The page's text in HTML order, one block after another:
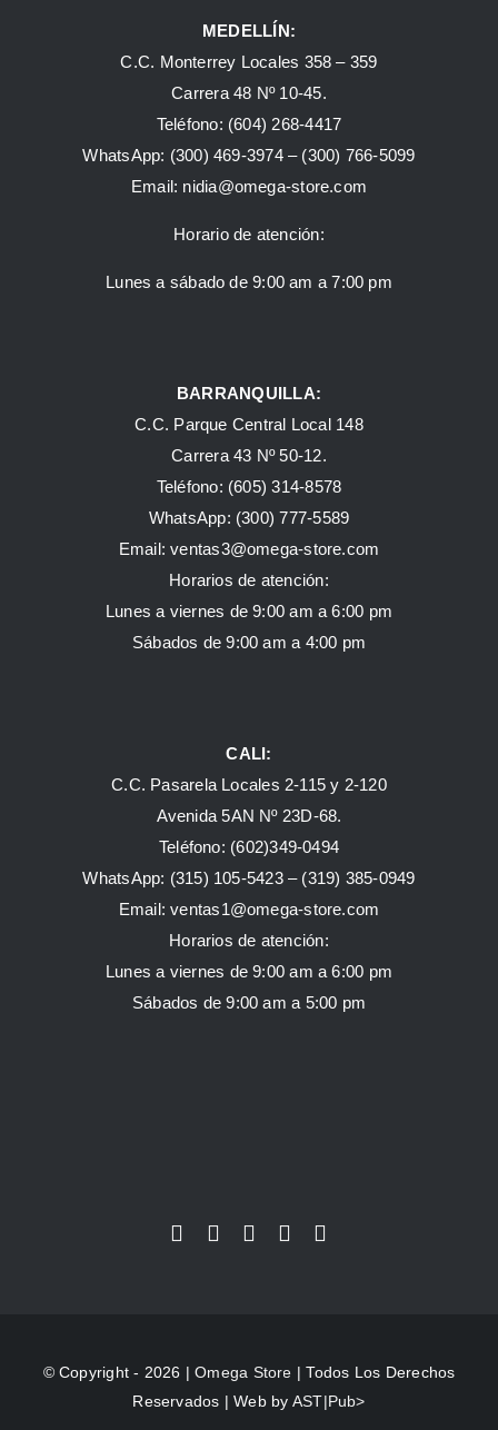
MEDELLÍN:
C.C. Monterrey Locales 358 – 359
Carrera 48 Nº 10-45.
Teléfono: (604) 268-4417
WhatsApp: (300) 469-3974 – (300) 766-5099
Email: nidia@omega-store.com
Horario de atención:
Lunes a sábado de 9:00 am a 7:00 pm
BARRANQUILLA:
C.C. Parque Central Local 148
Carrera 43 Nº 50-12.
Teléfono: (605) 314-8578
WhatsApp: (300) 777-5589
Email: ventas3@omega-store.com
Horarios de atención:
Lunes a viernes de 9:00 am a 6:00 pm
Sábados de 9:00 am a 4:00 pm
CALI:
C.C. Pasarela Locales 2-115 y 2-120
Avenida 5AN Nº 23D-68.
Teléfono: (602)349-0494
WhatsApp: (315) 105-5423 – (319) 385-0949
Email:ventas1@omega-store.com
Horarios de atención:
Lunes a viernes de 9:00 am a 6:00 pm
Sábados de 9:00 am a 5:00 pm
© Copyright - 2026 |Omega Store | Todos Los Derechos
Reservados | Web by AST|Pub>